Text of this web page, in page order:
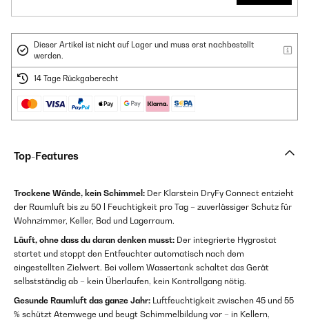
Dieser Artikel ist nicht auf Lager und muss erst nachbestellt
werden.
14 Tage Rückgaberecht
Top-Features
Trockene Wände, kein Schimmel: Der Klarstein DryFy Connect entzieht
der Raumluft bis zu 50 l Feuchtigkeit pro Tag – zuverlässiger Schutz für
Wohnzimmer, Keller, Bad und Lagerraum.
Läuft, ohne dass du daran denken musst: Der integrierte Hygrostat
startet und stoppt den Entfeuchter automatisch nach dem
eingestellten Zielwert. Bei vollem Wassertank schaltet das Gerät
selbstständig ab – kein Überlaufen, kein Kontrollgang nötig.
Gesunde Raumluft das ganze Jahr: Luftfeuchtigkeit zwischen 45 und 55
% schützt Atemwege und beugt Schimmelbildung vor – in Kellern,